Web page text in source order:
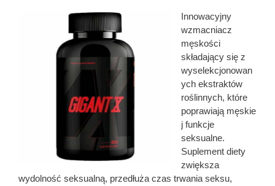
Innowacyjny
wzmacniacz
męskości
składający się z
wyselekcjonowan
ych ekstraktów
roślinnych, które
poprawiają męskie
j funkcje
seksualne.
Suplement diety
zwiększa
wydolność seksualną, przedłuża czas trwania seksu,